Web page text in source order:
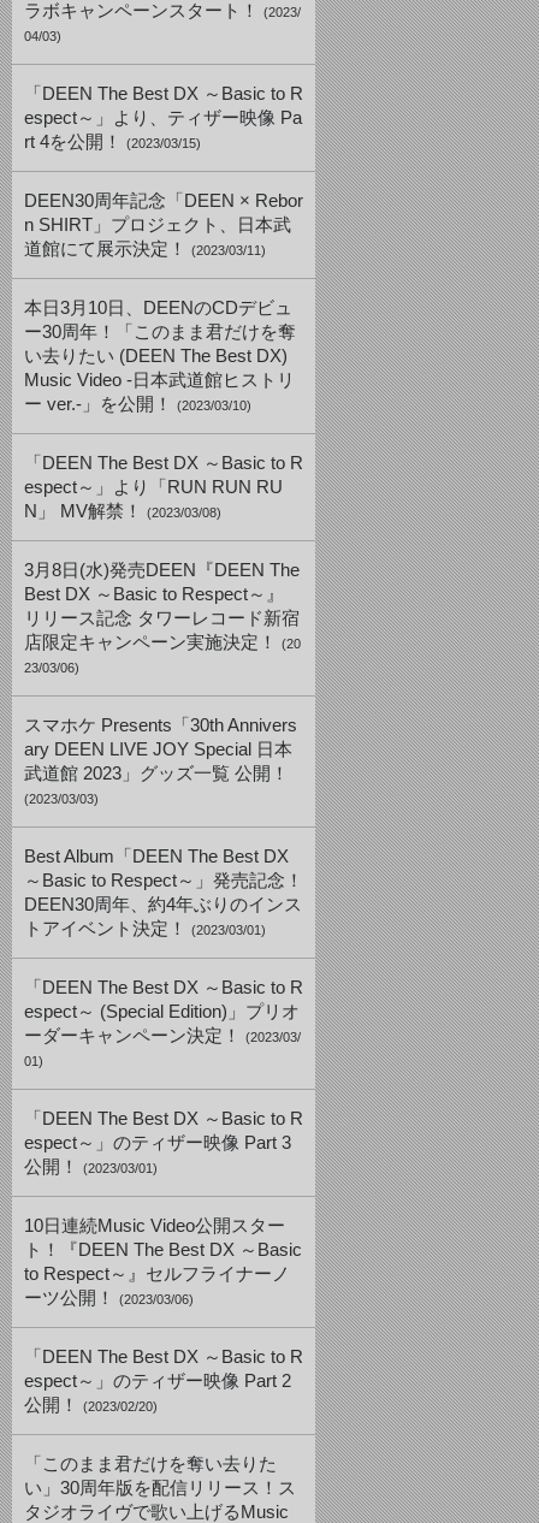
ラボキャンペーンスタート！
(2023/
04/03)
「DEEN The Best DX ～Basic to R
espect～」より、ティザー映像 Pa
rt 4を公開！
(2023/03/15)
DEEN30周年記念「DEEN × Rebor
n SHIRT」プロジェクト、日本武
道館にて展示決定！
(2023/03/11)
本日3月10日、DEENのCDデビュ
ー30周年！「このまま君だけを奪
い去りたい (DEEN The Best DX)
Music Video -日本武道館ヒストリ
ー ver.-」を公開！
(2023/03/10)
「DEEN The Best DX ～Basic to R
espect～」より「RUN RUN RU
N」 MV解禁！
(2023/03/08)
3月8日(水)発売DEEN『DEEN The
Best DX ～Basic to Respect～』
リリース記念 タワーレコード新宿
店限定キャンペーン実施決定！
(20
23/03/06)
スマホケ Presents「30th Annivers
ary DEEN LIVE JOY Special 日本
武道館 2023」グッズ一覧 公開！
(2023/03/03)
Best Album「DEEN The Best DX
～Basic to Respect～」発売記念！
DEEN30周年、約4年ぶりのインス
トアイベント決定！
(2023/03/01)
「DEEN The Best DX ～Basic to R
espect～ (Special Edition)」プリオ
ーダーキャンペーン決定！
(2023/03/
01)
「DEEN The Best DX ～Basic to R
espect～」のティザー映像 Part 3
公開！
(2023/03/01)
10日連続Music Video公開スター
ト！『DEEN The Best DX ～Basic
to Respect～』セルフライナーノ
ーツ公開！
(2023/03/06)
「DEEN The Best DX ～Basic to R
espect～」のティザー映像 Part 2
公開！
(2023/02/20)
「このまま君だけを奪い去りた
い」30周年版を配信リリース！ス
タジオライヴで歌い上げるMusic